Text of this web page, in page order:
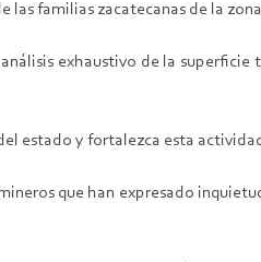
las familias zacatecanas de la
exhaustivo de la
estado y fortalezca esta
que han expresado